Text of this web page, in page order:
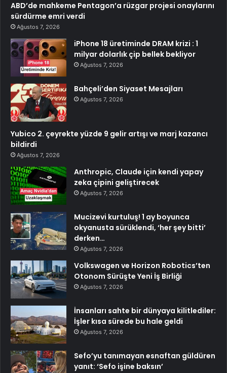
ABD’de mahkeme Pentagon’a rüzgar projesi onaylarını
sürdürme emri verdi
Ağustos 7, 2026
iPhone 18 üretiminde DRAM krizi : 1
milyar dolarlık çip bellek bekliyor
Ağustos 7, 2026
Bahçeli’den Siyaset Mesajları
Ağustos 7, 2026
Yubico 2. çeyrekte yüzde 9 gelir artışı ve marj kazancı
bildirdi
Ağustos 7, 2026
Anthropic, Claude için kendi yapay
zeka çipini geliştirecek
Ağustos 7, 2026
Mucizevi kurtuluş! 1 ay boyunca
okyanusta sürüklendi, ‘her şey bitti’
derken…
Ağustos 7, 2026
Volkswagen ve Horizon Robotics’ten
Otonom Sürüşte Yeni İş Birliği
Ağustos 7, 2026
İnsanları sahte bir dünyaya kilitlediler:
İşler kısa sürede bu hale geldi
Ağustos 7, 2026
Sefo’yu tanımayan esnaftan güldüren
yanıt: ‘Sefo işine baksın’